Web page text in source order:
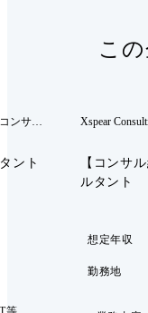
こ
ンサル
ント
Xspear
【コンサ
ルタント
想定年収
勤務地